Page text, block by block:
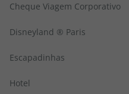
Cheque Viagem Corporativo
Disneyland ® Paris
Escapadinhas
Hotel